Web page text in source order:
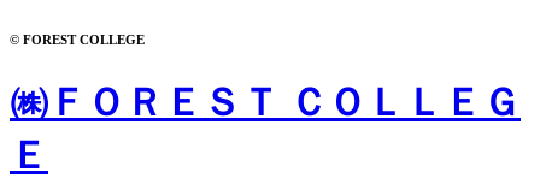
© FOREST COLLEGE
㈱ＦＯＲＥＳＴ ＣＯＬＬＥＧ
Ｅ